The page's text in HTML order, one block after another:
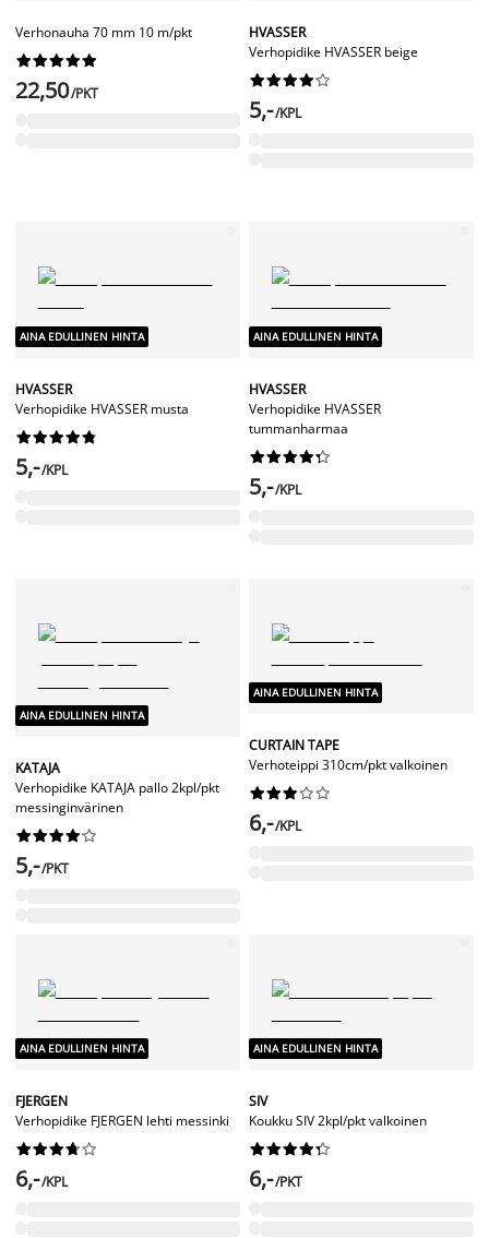
Verhonauha 70 mm 10 m/pkt






22,50/PKT
HVASSER
Verhopidike HVASSER beige






5,-/KPL
AINA EDULLINEN HINTA
HVASSER
Verhopidike HVASSER musta






5,-/KPL
AINA EDULLINEN HINTA
HVASSER
Verhopidike HVASSER
tummanharmaa






5,-/KPL
AINA EDULLINEN HINTA
KATAJA
Verhopidike KATAJA pallo 2kpl/pkt
messinginvärinen






5,-/PKT
AINA EDULLINEN HINTA
CURTAIN TAPE
Verhoteippi 310cm/pkt valkoinen






6,-/KPL
AINA EDULLINEN HINTA
FJERGEN
Verhopidike FJERGEN lehti messinki






6,-/KPL
AINA EDULLINEN HINTA
SIV
Koukku SIV 2kpl/pkt valkoinen






6,-/PKT